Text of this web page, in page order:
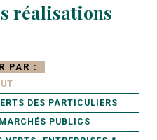
réalisations
PAR :
DES PARTICULIERS
PUBLICS